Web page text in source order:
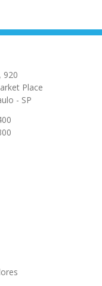
920
Place
- SP